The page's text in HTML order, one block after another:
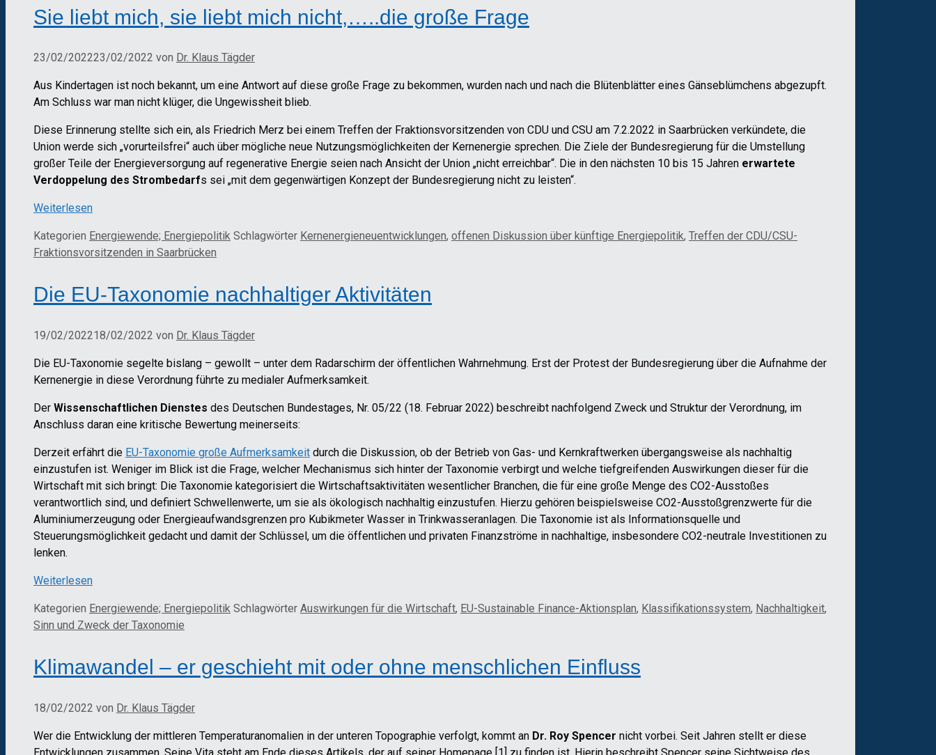
Sie liebt mich, sie liebt mich nicht,…..die große Frage
23/02/202223/02/2022 von Dr. Klaus Tägder
Aus Kindertagen ist noch bekannt, um eine Antwort auf diese große Frage zu bekommen, wurden nach und nach die Blütenblätter eines Gänseblümchens abgezupft.
Am Schluss war man nicht klüger, die Ungewissheit blieb.
Diese Erinnerung stellte sich ein, als Friedrich Merz bei einem Treffen der Fraktionsvorsitzenden von CDU und CSU am 7.2.2022 in Saarbrücken verkündete, die
Union werde sich „vorurteilsfrei“ auch über mögliche neue Nutzungsmöglichkeiten der Kernenergie sprechen. Die Ziele der Bundesregierung für die Umstellung
großer Teile der Energieversorgung auf regenerative Energie seien nach Ansicht der Union „nicht erreichbar“. Die in den nächsten 10 bis 15 Jahren erwartete
Verdoppelung des Strombedarfs sei „mit dem gegenwärtigen Konzept der Bundesregierung nicht zu leisten“.
Weiterlesen
Kategorien Energiewende; Energiepolitik Schlagwörter Kernenergieneuentwicklungen, offenen Diskussion über künftige Energiepolitik, Treffen der CDU/CSU-
Fraktionsvorsitzenden in Saarbrücken
Die EU-Taxonomie nachhaltiger Aktivitäten
19/02/202218/02/2022 von Dr. Klaus Tägder
Die EU-Taxonomie segelte bislang – gewollt – unter dem Radarschirm der öffentlichen Wahrnehmung. Erst der Protest der Bundesregierung über die Aufnahme der
Kernenergie in diese Verordnung führte zu medialer Aufmerksamkeit.
Der Wissenschaftlichen Dienstes des Deutschen Bundestages, Nr. 05/22 (18. Februar 2022) beschreibt nachfolgend Zweck und Struktur der Verordnung, im
Anschluss daran eine kritische Bewertung meinerseits:
Derzeit erfährt die EU-Taxonomie große Aufmerksamkeit durch die Diskussion, ob der Betrieb von Gas- und Kernkraftwerken übergangsweise als nachhaltig
einzustufen ist. Weniger im Blick ist die Frage, welcher Mechanismus sich hinter der Taxonomie verbirgt und welche tiefgreifenden Auswirkungen dieser für die
Wirtschaft mit sich bringt: Die Taxonomie kategorisiert die Wirtschaftsaktivitäten wesentlicher Branchen, die für eine große Menge des CO2-Ausstoßes
verantwortlich sind, und definiert Schwellenwerte, um sie als ökologisch nachhaltig einzustufen. Hierzu gehören beispielsweise CO2-Ausstoßgrenzwerte für die
Aluminiumerzeugung oder Energieaufwandsgrenzen pro Kubikmeter Wasser in Trinkwasseranlagen. Die Taxonomie ist als Informationsquelle und
Steuerungsmöglichkeit gedacht und damit der Schlüssel, um die öffentlichen und privaten Finanzströme in nachhaltige, insbesondere CO2-neutrale Investitionen zu
lenken.
Weiterlesen
Kategorien Energiewende; Energiepolitik Schlagwörter Auswirkungen für die Wirtschaft, EU-Sustainable Finance-Aktionsplan, Klassifikationssystem, Nachhaltigkeit,
Sinn und Zweck der Taxonomie
Klimawandel – er geschieht mit oder ohne menschlichen Einfluss
18/02/2022 von Dr. Klaus Tägder
Wer die Entwicklung der mittleren Temperaturanomalien in der unteren Topographie verfolgt, kommt an Dr. Roy Spencer nicht vorbei. Seit Jahren stellt er diese